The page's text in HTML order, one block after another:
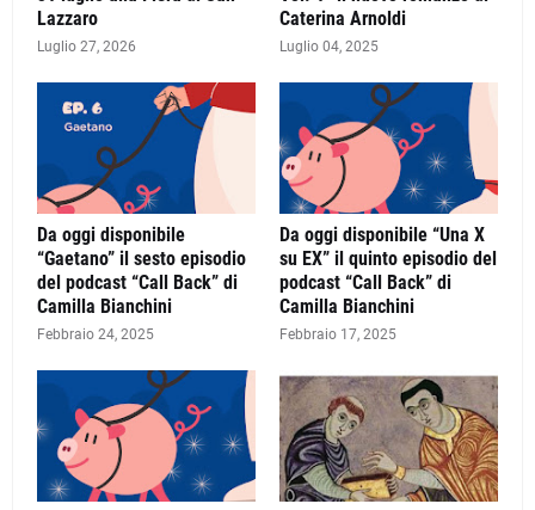
Lazzaro
Luglio 27, 2026
Caterina Arnoldi
Luglio 04, 2025
Da oggi disponibile
“Gaetano” il sesto episodio
del podcast “Call Back” di
Camilla Bianchini
Febbraio 24, 2025
Da oggi disponibile “Una X
su EX” il quinto episodio del
podcast “Call Back” di
Camilla Bianchini
Febbraio 17, 2025